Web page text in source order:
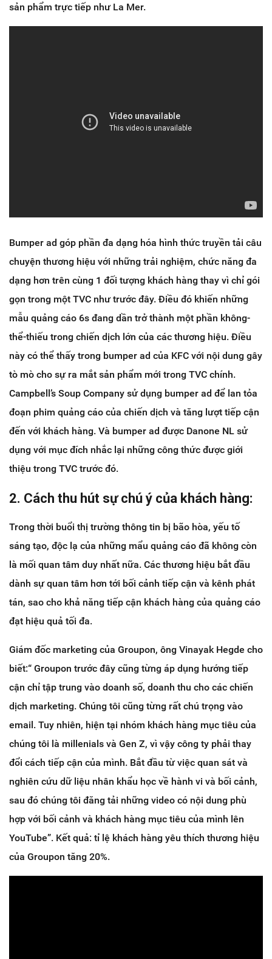
sản phẩm trực tiếp như La Mer.
Bumper ad góp phần đa dạng hóa hình thức truyền tải câu
chuyện thương hiệu với những trải nghiệm, chức năng đa
dạng hơn trên cùng 1 đối tượng khách hàng thay vì chỉ gói
gọn trong một TVC như trước đây. Điều đó khiến những
mẫu quảng cáo 6s đang dần trở thành một phần không-
thể-thiếu trong chiến dịch lớn của các thương hiệu. Điều
này có thể thấy trong bumper ad của KFC với nội dung gây
tò mò cho sự ra mắt sản phẩm mới trong TVC chính.
Campbell’s Soup Company sử dụng bumper ad để lan tỏa
đoạn phim quảng cáo của chiến dịch và tăng lượt tiếp cận
đến với khách hàng. Và bumper ad được Danone NL sử
dụng với mục đích nhắc lại những công thức được giới
thiệu trong TVC trước đó.
2. Cách thu hút sự chú ý của khách hàng:
Trong thời buổi thị trường thông tin bị bão hòa, yếu tố
sáng tạo, độc lạ của những mẩu quảng cáo đã không còn
là mối quan tâm duy nhất nữa. Các thương hiệu bắt đầu
dành sự quan tâm hơn tới bối cảnh tiếp cận và kênh phát
tán, sao cho khả năng tiếp cận khách hàng của quảng cáo
đạt hiệu quả tối đa.
Giám đốc marketing của Groupon, ông Vinayak Hegde cho
biết:“ Groupon trước đây cũng từng áp dụng hướng tiếp
cận chỉ tập trung vào doanh số, doanh thu cho các chiến
dịch marketing. Chúng tôi cũng từng rất chú trọng vào
email. Tuy nhiên, hiện tại nhóm khách hàng mục tiêu của
chúng tôi là millenials và Gen Z, vì vậy công ty phải thay
đổi cách tiếp cận của mình. Bắt đầu từ việc quan sát và
nghiên cứu dữ liệu nhân khẩu học về hành vi và bối cảnh,
sau đó chúng tôi đăng tải những video có nội dung phù
hợp với bối cảnh và khách hàng mục tiêu của mình lên
YouTube”. Kết quả: tỉ lệ khách hàng yêu thích thương hiệu
của Groupon tăng 20%.